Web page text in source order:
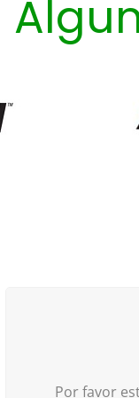
la
sentido
quien inicia
43 años de
Por favor